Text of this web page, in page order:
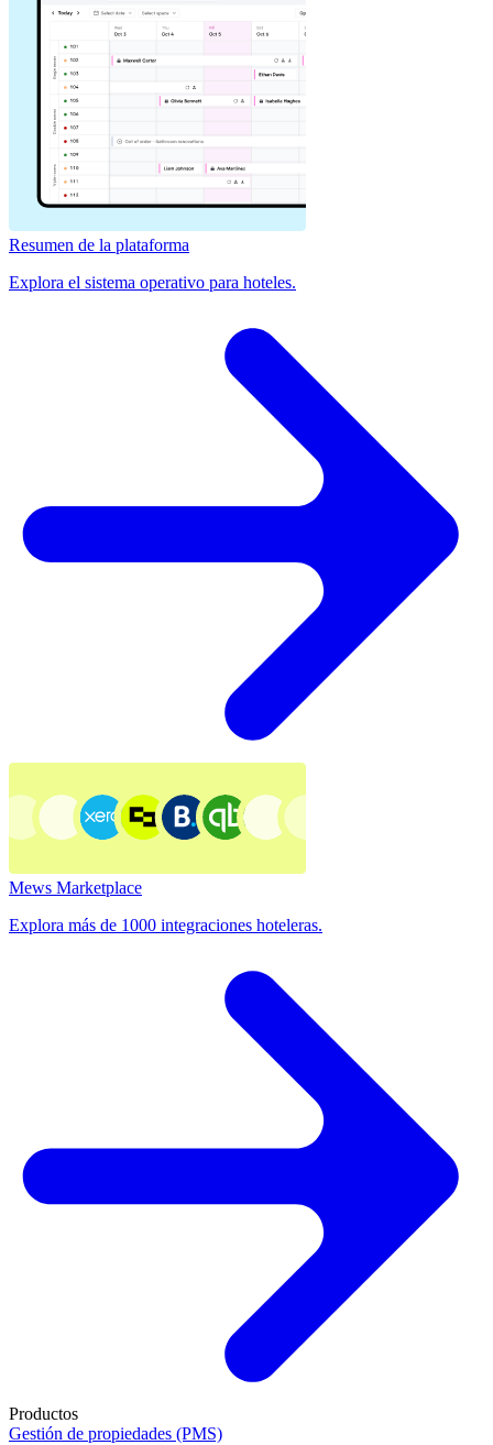
Resumen de la plataforma
Explora el sistema operativo para hoteles.
Mews Marketplace
Explora más de 1000 integraciones hoteleras.
Productos
Gestión de propiedades (PMS)